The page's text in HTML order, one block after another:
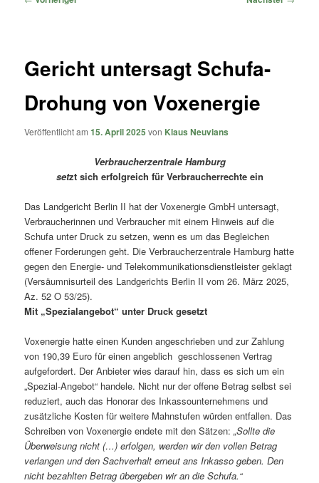
Gericht untersagt Schufa-
Drohung von Voxenergie
Veröffentlicht am15. April 2025 von Klaus Neuvians
Verbraucherzentrale Hamburg
setzt sich erfolgreich für Verbraucherrechte ein
Das Landgericht Berlin II hat der Voxenergie GmbH untersagt,
Verbraucherinnen und Verbraucher mit einem Hinweis auf die
Schufa unter Druck zu setzen, wenn es um das Begleichen
offener Forderungen geht. Die Verbraucherzentrale Hamburg hatte
gegen den Energie- und Telekommunikationsdienstleister geklagt
(Versäumnisurteil des Landgerichts Berlin II vom 26. März 2025,
Az. 52 O 53/25).
Mit „Spezialangebot“ unter Druck gesetzt
Voxenergie hatte einen Kunden angeschrieben und zur Zahlung
von 190,39 Euro für einen angeblich geschlossenen Vertrag
aufgefordert. Der Anbieter wies darauf hin, dass es sich um ein
„Spezial-Angebot“ handele. Nicht nur der offene Betrag selbst sei
reduziert, auch das Honorar des Inkassounternehmens und
zusätzliche Kosten für weitere Mahnstufen würden entfallen. Das
Schreiben von Voxenergie endete mit den Sätzen:„Sollte die
Überweisung nicht (…) erfolgen, werden wir den vollen Betrag
verlangen und den Sachverhalt erneut ans Inkasso geben. Den
nicht bezahlten Betrag übergeben wir an die Schufa.“